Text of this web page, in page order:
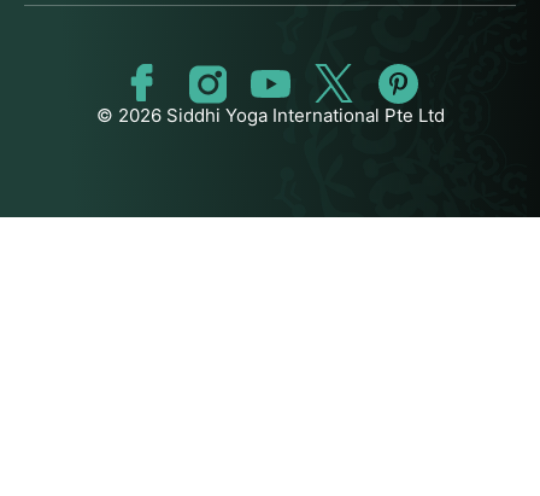
© 2026 Siddhi Yoga International Pte Ltd